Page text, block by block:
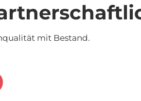
mit Bestand.